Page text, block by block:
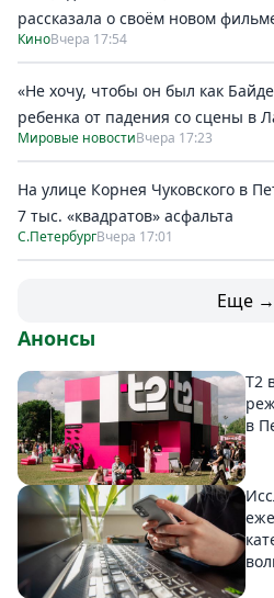
рассказала о своём новом
КиноВчера 17:54
«Не хочу, чтобы он был как
ребенка от падения со сцены в
Мировые новостиВчера 17:23
На улице Корнея Чуковского в
7 тыс. «квадратов» асфальта
С.ПетербургВчера 17:01
Еще →
Анонсы
Т2
в